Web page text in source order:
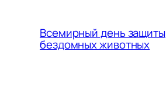
Всемирный день защиты
бездомных животных